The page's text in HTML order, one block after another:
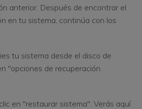
anterior. Después de encontrar el
en tu sistema, continúa con los
tu sistema desde el disco de
"opciones de recuperación
en "restaurar sistema". Verás aquí